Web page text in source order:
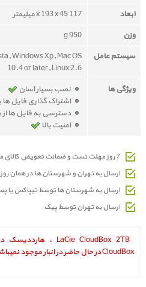
ابعاد
117 x 193 x 45 میلیمتر
وزن
950 g
سیستم عامل
Windows Xp, Mac OS
10.4 or later, Linux 2.6
ویژگی ها
نصب بسیار آسان
اشتراک گذاری فایل ها
دسترسی به فایل ها از
امنیت بالا
7 روز مهلت تست و ضمانت تعویض کالای معیوب
ارسال به تهران و شهرستان ها در همان
ارسال به شهرستان ها توسط تیپاکس یا
ارسال به تهران توسط پیک
CloudBox در حال حاضر در انبار موجود نمیباشد.